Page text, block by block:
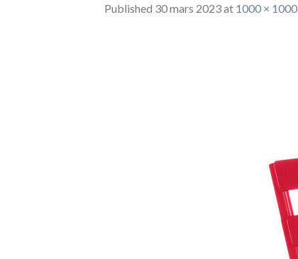
Published 30 mars 2023at 1000 × 1000